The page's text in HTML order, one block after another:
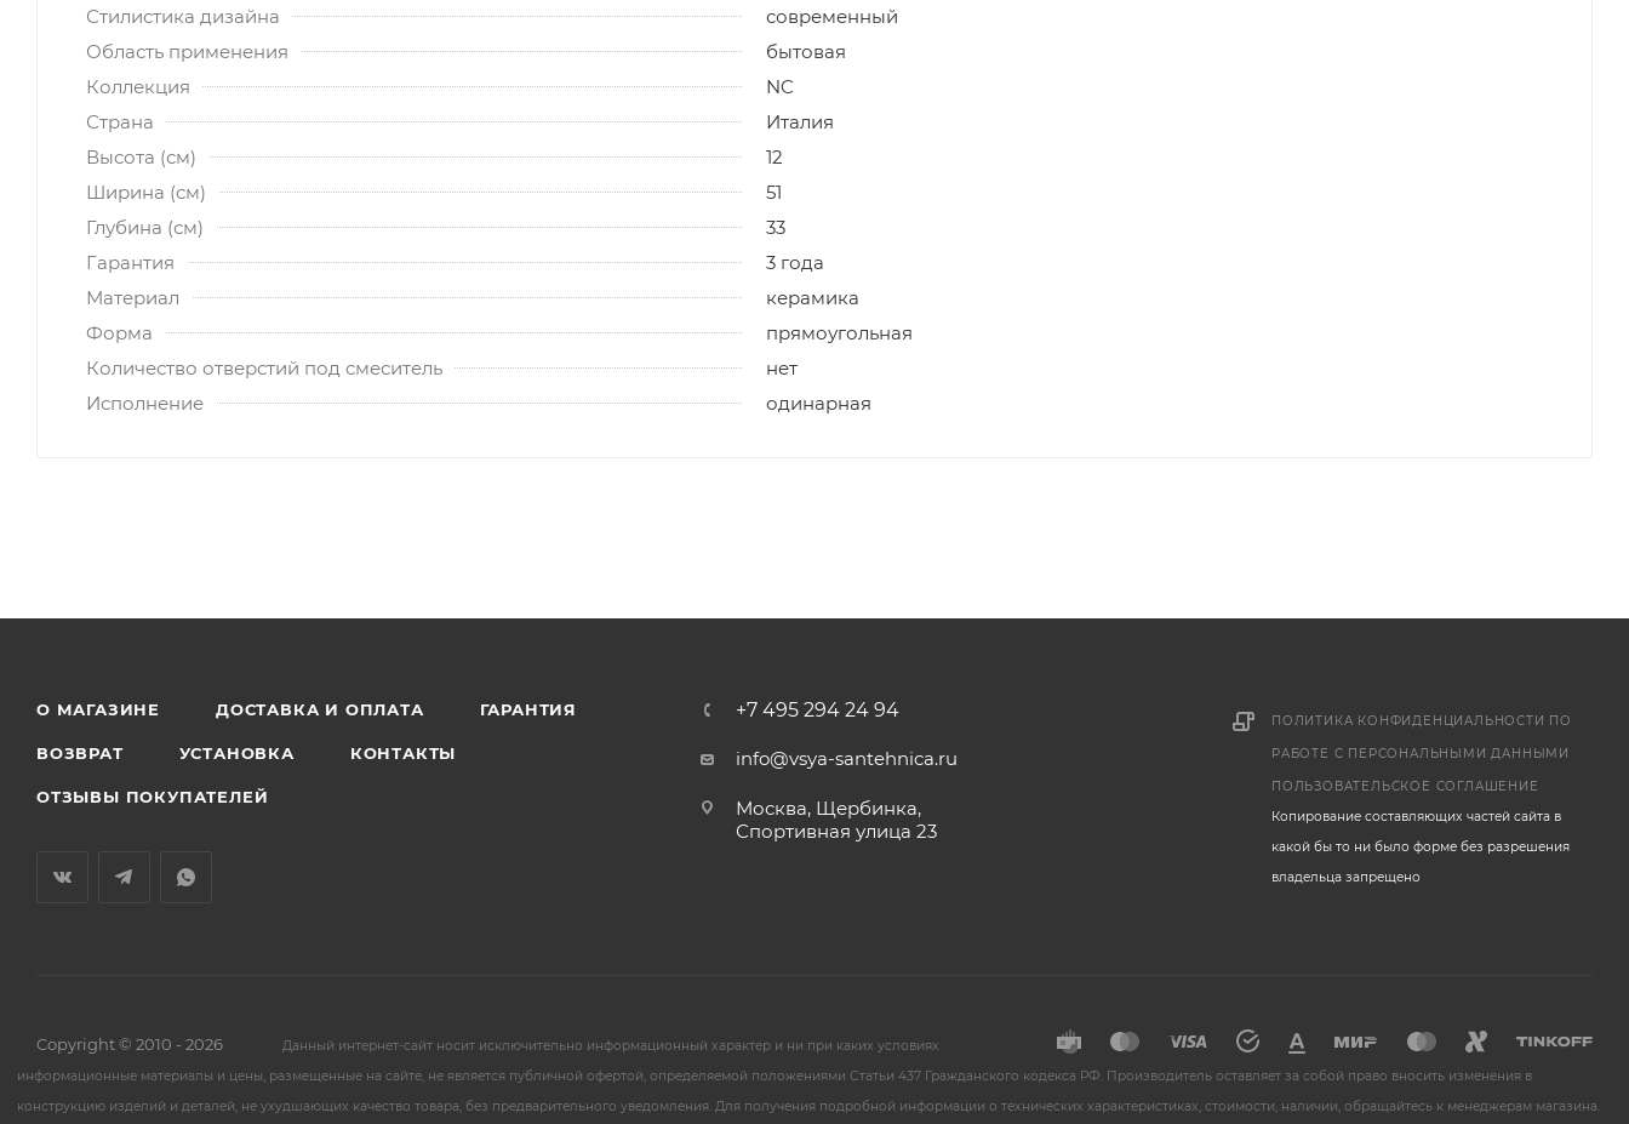
Стилистика дизайна
современный
Область применения
бытовая
Коллекция
NC
Страна
Италия
Высота (см)
12
Ширина (см)
51
Глубина (см)
33
Гарантия
3 года
Материал
керамика
Форма
прямоугольная
Количество отверстий под смеситель
нет
Исполнение
одинарная
О МАГАЗИНЕ ДОСТАВКА И ОПЛАТА ГАРАНТИЯ
ВОЗВРАТ УСТАНОВКА КОНТАКТЫ
ОТЗЫВЫ ПОКУПАТЕЛЕЙ
+7 495 294 24 94
info@vsya-santehnica.ru
Москва, Щербинка,
Спортивная улица 23
ПОЛИТИКА КОНФИДЕНЦИАЛЬНОСТИ ПО
РАБОТЕ С ПЕРСОНАЛЬНЫМИ ДАННЫМИ
ПОЛЬЗОВАТЕЛЬСКОЕ СОГЛАШЕНИЕ
Копирование составляющих частей сайта в
какой бы то ни было форме без разрешения
владельца запрещено
Copyright © 2010 - 2026
Данный интернет-сайт носит исключительно информационный характер и ни при каких условиях
информационные материалы и цены, размещенные на сайте, не является публичной офертой, определяемой положениями Статьи 437 Гражданского кодекса РФ. Производитель оставляет за собой право вносить изменения в
конструкцию изделий и деталей, не ухудшающих качество товара, без предварительного уведомления. Для получения подробной информации о технических характеристиках, стоимости, наличии, обращайтесь к менеджерам магазина.